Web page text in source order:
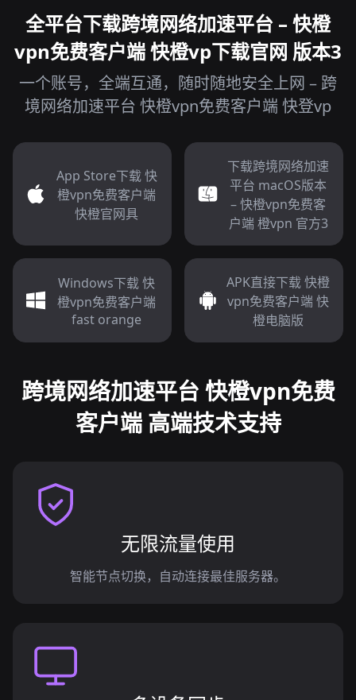
全平台下载跨境网络加速平台 – 快橙
vpn免费客户端 快橙vp下载官网 版本3
一个账号，全端互通，随时随地安全上网 – 跨
境网络加速平台 快橙vpn免费客户端 快登vp
App Store下载 快
橙vpn免费客户端
快橙官网具
下载跨境网络加速
平台 macOS版本
– 快橙vpn免费客
户端 橙vpn 官方3
Windows下载 快
橙vpn免费客户端
fast orange
APK直接下载 快橙
vpn免费客户端 快
橙电脑版
跨境网络加速平台 快橙vpn免费
客户端 高端技术支持
无限流量使用
智能节点切换，自动连接最佳服务器。